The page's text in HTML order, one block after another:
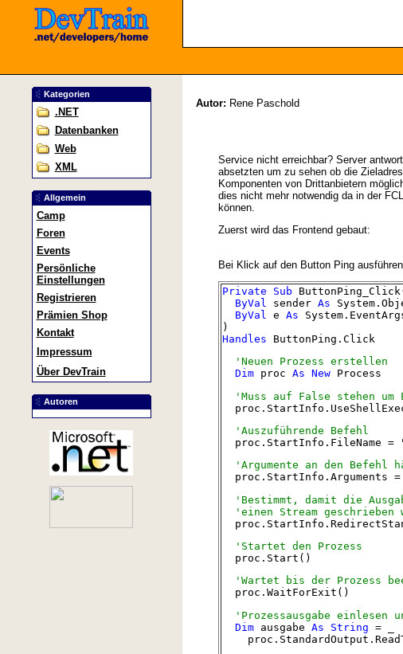
Kategorien
.NET
Datenbanken
Web
XML
Allgemein
Camp
Foren
Events
Persönliche
Einstellungen
Registrieren
Prämien Shop
Kontakt
Impressum
Über DevTrain
Autoren
Autor: Rene Paschold
Service nicht erreichbar? Server
absetzten um zu sehen ob die
Komponenten von Drittanbietern
dies nicht mehr notwendig da in der
können.
Zuerst wird das Frontend gebaut:
Bei Klick auf den Button Ping
Private Sub
ByVal
sender As
ByVal
e As
)
Handles ButtonPing.Click
'Neuen Prozess erstellen
Dimproc As NewProcess
'Muss auf False stehen um
'Auszuführende Befehl
proc.StartInfo.FileName =
'Argumente an den Befehl
proc.StartInfo.Arguments =
'Bestimmt, damit die
'einen Stream geschrieben
'Startet den Prozess
proc.Start()
'Wartet bis der Prozess
proc.WaitForExit()
'Prozessausgabe einlesen
Dimausgabe As String = _